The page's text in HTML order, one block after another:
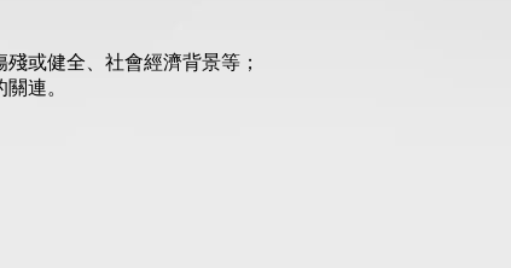
或健全、社會經濟背景等；
連。